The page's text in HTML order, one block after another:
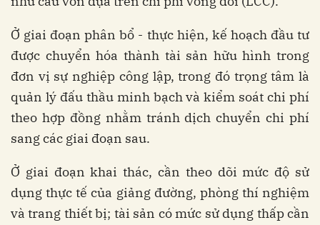
Ở giai đoạn phân bổ - thực hiện, kế hoạch đầu tư
được chuyển hóa thành tài sản hữu hình trong
đơn vị sự nghiệp công lập, trong đó trọng tâm là
quản lý đấu thầu minh bạch và kiểm soát chi phí
theo hợp đồng nhằm tránh dịch chuyển chi phí
sang các giai đoạn sau.
Ở giai đoạn khai thác, cần theo dõi mức độ sử
dụng thực tế của giảng đường, phòng thí nghiệm
và trang thiết bị; tài sản có mức sử dụng thấp cần